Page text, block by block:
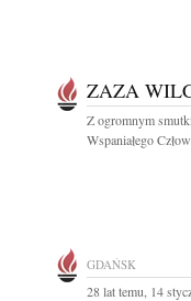
ZAZA
Z ogromnym
Wspaniałego
GDAŃSK
28 lat temu, 14